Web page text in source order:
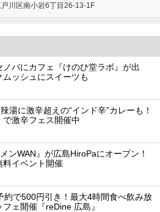
川区南小岩6丁目26-13-1F
バにカフェ『けのひ堂ラボ』が出
ムッシュにスイーツも
湯に激辛超えの“インド辛”カレーも！
で激辛フェス開催中
ンWAN』が広島HiroPaにオープン！
料イベント開催
約で500円引き！最大4時間食べ飲み放
ェ開催『reDine 広島』